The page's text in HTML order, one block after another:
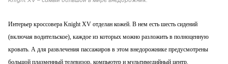
Интерьер кроссовера Knight XV отделан кожей. В нем есть шесть сидений
(включая водительское), каждое из которых можно разложить в полноценную
кровать. А для развлечения пассажиров в этом внедорожнике предусмотрены
большой плазменный телевизор, компьютер и мультимедийный центр.